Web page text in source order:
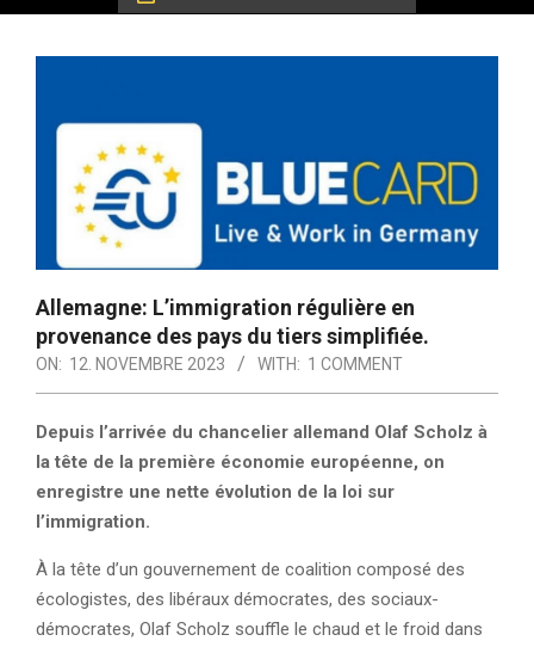
Allemagne: L’immigration régulière en
provenance des pays du tiers simplifiée.
ON: 12. NOVEMBRE 2023 WITH: 1 COMMENT
Depuis l’arrivée du chancelier allemand Olaf Scholz à
la tête de la première économie européenne, on
enregistre une nette évolution de la loi sur
l’immigration.
À la tête d’un gouvernement de coalition composé des
écologistes, des libéraux démocrates, des sociaux-
démocrates, Olaf Scholz souffle le chaud et le froid dans